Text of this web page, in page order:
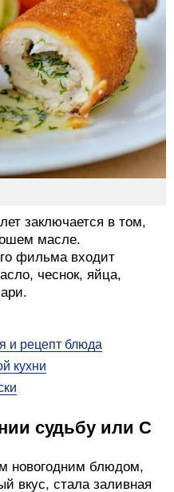
заключается в том,
масле.
фильма входит
чеснок, яйца,
и рецепт блюда
кухни
судьбу или С
новогодним блюдом,
вкус, стала заливная